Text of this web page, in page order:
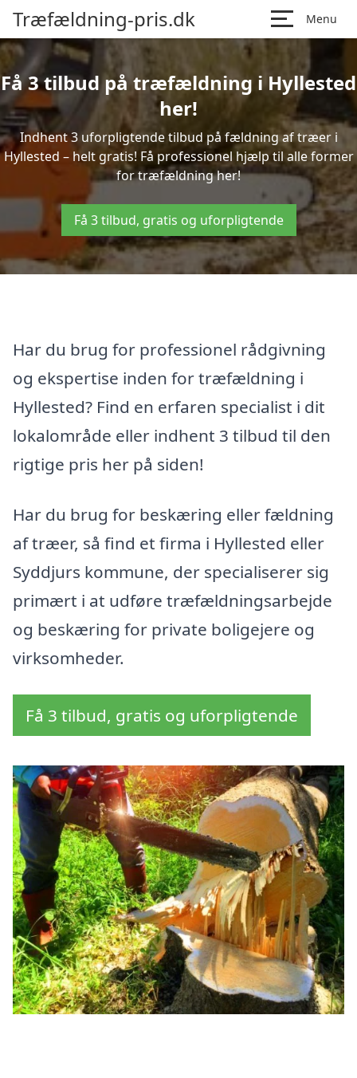
Træfældning-pris.dk Menu
Få 3 tilbud på træfældning i Hyllested
her!
Indhent 3 uforpligtende tilbud på fældning af træer i
Hyllested – helt gratis! Få professionel hjælp til alle former
for træfældning her!
Få 3 tilbud, gratis og uforpligtende
Har du brug for professionel rådgivning
og ekspertise inden for træfældning i
Hyllested? Find en erfaren specialist i dit
lokalområde eller indhent 3 tilbud til den
rigtige pris her på siden!
Har du brug for beskæring eller fældning
af træer, så find et firma i Hyllested eller
Syddjurs kommune, der specialiserer sig
primært i at udføre træfældningsarbejde
og beskæring for private boligejere og
virksomheder.
Få 3 tilbud, gratis og uforpligtende